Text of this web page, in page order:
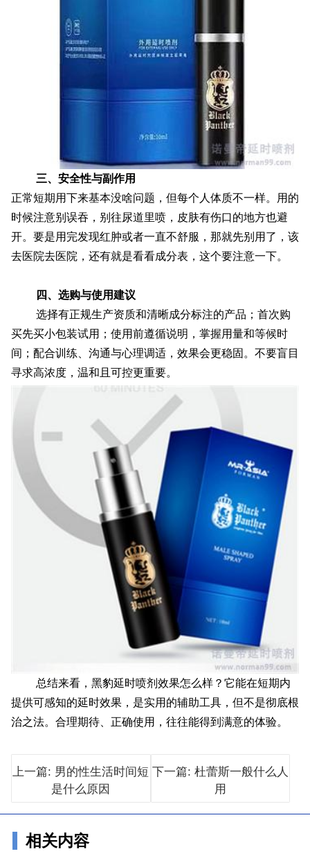
三、安全性与副作用
正常短期用下来基本没啥问题，但每个人体质不一样。用的
时候注意别误吞，别往尿道里喷，皮肤有伤口的地方也避
开。要是用完发现红肿或者一直不舒服，那就先别用了，该
去医院去医院，还有就是看看成分表，这个要注意一下。
四、选购与使用建议
选择有正规生产资质和清晰成分标注的产品；首次购
买先买小包装试用；使用前遵循说明，掌握用量和等候时
间；配合训练、沟通与心理调适，效果会更稳固。不要盲目
寻求高浓度，温和且可控更重要。
总结来看，黑豹延时喷剂效果怎么样？它能在短期内
提供可感知的延时效果，是实用的辅助工具，但不是彻底根
治之法。合理期待、正确使用，往往能得到满意的体验。
上一篇: 男的性生活时间短
是什么原因
下一篇: 杜蕾斯一般什么人
用
相关内容